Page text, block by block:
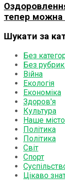
тепер можна
Шукати за
Без
Без
Війна
Екологія
Економіка
Здоров'я
Культура
Наше місто
Політика
Політика
Світ
Спорт
Цікаво